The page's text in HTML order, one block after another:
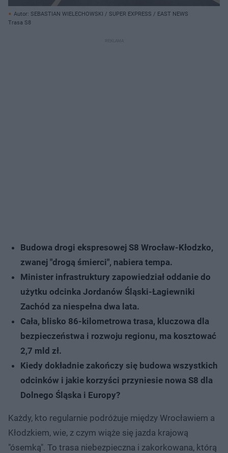
Autor: SEBASTIAN WIELECHOWSKI / SUPER EXPRESS / EAST NEWS
Trasa S8
Budowa drogi ekspresowej S8 Wrocław-Kłodzko,
zwanej "drogą śmierci", nabiera tempa.
Minister infrastruktury zapowiedział oddanie do
użytku odcinka Jordanów Śląski-Łagiewniki
Zachód za niespełna dwa lata.
Cała, blisko 86-kilometrowa trasa, kluczowa dla
bezpieczeństwa i rozwoju regionu, ma kosztować
2,7 mld zł.
Kiedy dokładnie zakończy się budowa wszystkich
odcinków i jakie korzyści przyniesie nowa S8 dla
Dolnego Śląska i Europy?
Każdy, kto regularnie podróżuje między Wrocławiem a
Kłodzkiem, wie, z czym wiąże się jazda krajową
"ósemką". To trasa niebezpieczna i zakorkowana, którą